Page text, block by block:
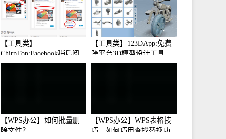
【工具类】
ChirpTop:Facebook稍后阅
读工具
【工具类】123DApp:免费
跨平台3D模型设计工具
【WPS办公】如何批量删
除文件？
【WPS办公】WPS表格技
巧—如何巧用查找替换功